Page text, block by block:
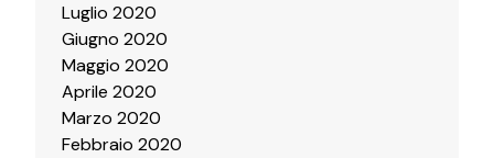
Luglio 2020
Giugno 2020
Maggio 2020
Aprile 2020
Marzo 2020
Febbraio 2020